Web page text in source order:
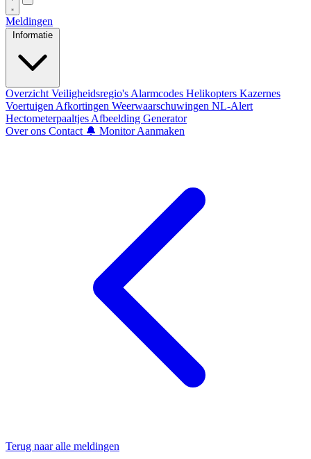
Meldingen
Informatie
Overzicht Veiligheidsregio's Alarmcodes Helikopters Kazernes
Voertuigen Afkortingen Weerwaarschuwingen NL-Alert
Hectometerpaaltjes Afbeelding Generator
Over ons Contact 🔔 Monitor Aanmaken
Terug naar alle meldingen